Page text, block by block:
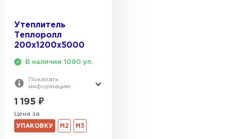
Утеплитель
Теплоролл
200х1200х5000
В наличии 1080 уп.
Показать
информацию
1 195 ₽
Цена за
УПАКОВКУ М2 М3